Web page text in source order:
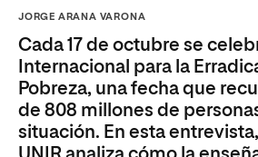
JORGE ARANA VARONA
Cada 17 de octubre se
Internacional para la
Pobreza, una fecha que
de 808 millones de
situación. En esta